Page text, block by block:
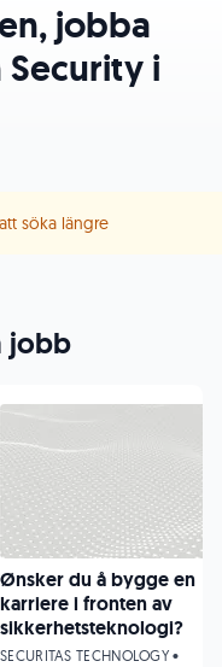
jobba
i
söka längre
jobb
Ønsker du å bygge en
karriere i fronten av
sikkerhetsteknologi?
SECURITAS TECHNOLOGY •